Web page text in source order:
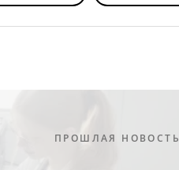
ПРОШЛАЯ НОВОСТЬ